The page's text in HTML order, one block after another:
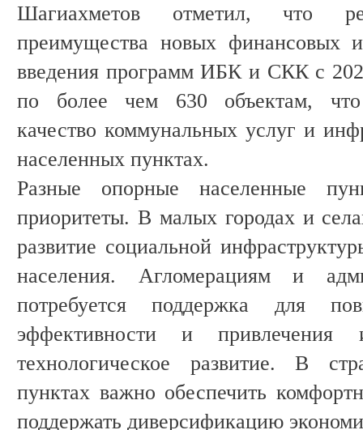
Шагиахметов отметил, что
преимущества новых финансовых
введения программ ИБК и СКК с
по более чем 630 объектам, что
качество коммунальных услуг и
населенных пунктах.
Разные опорные населенные
приоритеты. В малых городах и
развитие социальной
населения. Агломерациям и
потребуется поддержка для
эффективности и привлечения
технологическое развитие. В
пунктах важно обеспечить
поддержать диверсификацию